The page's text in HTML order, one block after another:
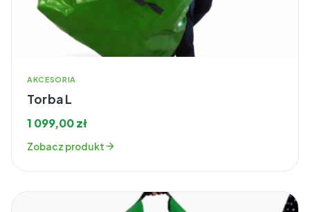
AKCESORIA
Torba L
1 099,00zł
Zobacz produkt